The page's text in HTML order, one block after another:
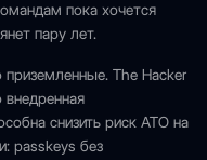
пока хочется
пару лет.
The Hacker
внедренная
снизить риск ATO на
passkeys без